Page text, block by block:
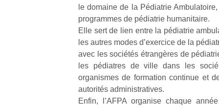
le domaine de la Pédiatrie
programmes de pédiatrie humanitaire.
Elle sert de lien entre la pédiatrie
les autres modes d’exercice de la
avec les sociétés étrangères de
les pédiatres de ville dans les
organismes de formation continue et
autorités administratives.
Enfin, l’AFPA organise chaque